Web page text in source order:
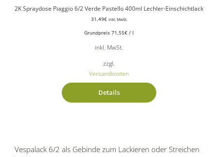
2K Spraydose Piaggio 6/2 Verde Pastello 400ml Lechler-Einschichtlack
31,49€ inkl. MwSt.
Grundpreis 71,55€ / l
inkl. MwSt.
zzgl.
Versandkosten
Details
Vespalack 6/2 als Gebinde zum Lackieren oder Streichen